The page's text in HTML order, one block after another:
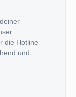
die Hotline
und